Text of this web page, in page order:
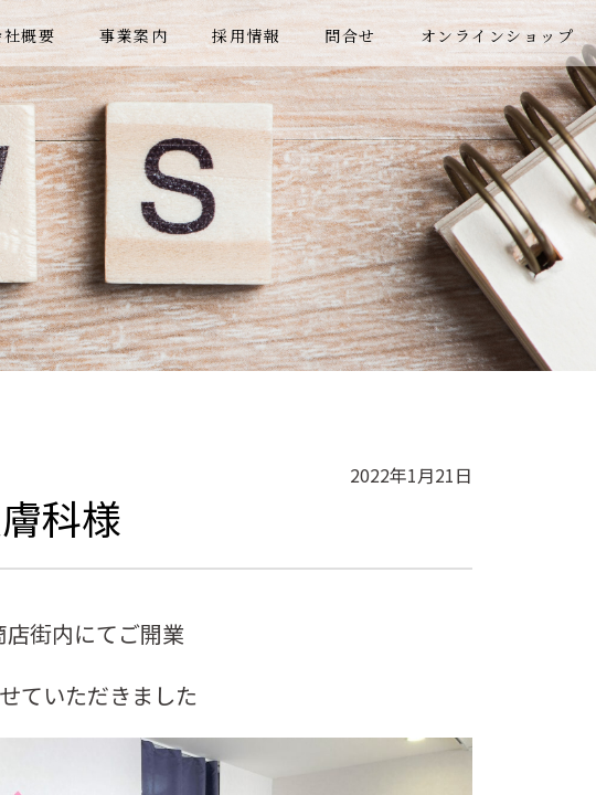
概要 事業案内 採用情報 問合せ オンラインショップ
2022年1月21日
科様
店街内にてご開業
ていただきました